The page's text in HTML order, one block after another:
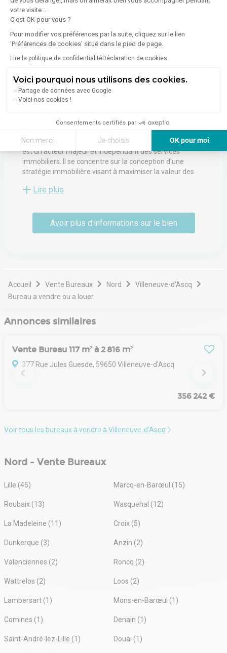
votre visite...
C'est OK pour vous ?
Pour modifier vos préférences par la suite, cliquez sur le lien
'Préférences de cookies' situé dans le pied de page.
Lire la politique de confidentialitéDéclaration de cookies
Voici pourquoi nous utilisons des cookies.
Partage de données avec Google
Voici nos cookies !
Consentements certifiés par
Non merci Je choisis
OK pour moi
Axeptio consent
Plateforme de Gestion du Consentement : Personnalisez vos Options
Notre plateforme vous permet d'adapter et de gérer vos paramètres
À propos de l'agence
ADVENIS REAL ESTATE SOLUTIONS LILLE
1 Allée Lavoisier
Voir toutes les annonces de l'agence
Filiale du groupe Advenis, Advenis Real Estate Solutions
est un acteur majeur et indépendant des services
immobiliers. Il se concentre sur la conception d'une
stratégie immobilière visant à maximiser la valeur des
immobilier d'un point de vue administratif, financier,
propriétaire ou d'un occupant ; et les transactions, la
location et la vente de locaux professionnels. Conseil en
investissement et arbitrage.
Lire plus
Avoir plus d'informations sur le bien
Accueil Vente Bureaux Nord
Villeneuve-d'Ascq
Bureau a vendre ou a louer
Annonces similaires
Vente Bureau 117 m² à 2 816 m²
377 Rue Jules Guesde, 59650 Villeneuve-d'Ascq
356 242 €
Voir tous les bureaux à vendre à Villeneuve-d'Ascq
Nord - Vente Bureaux
Lille (45) Marcq-en-Barœul (15)
Roubaix (13) Wasquehal (12)
La Madeleine (11) Croix (5)
Dunkerque (3) Anzin (2)
Valenciennes (2) Roncq (2)
Wattrelos (2) Loos (2)
Lambersart (1) Mons-en-Barœul (1)
Comines (1) Denain (1)
Saint-André-lez-Lille (1) Douai (1)